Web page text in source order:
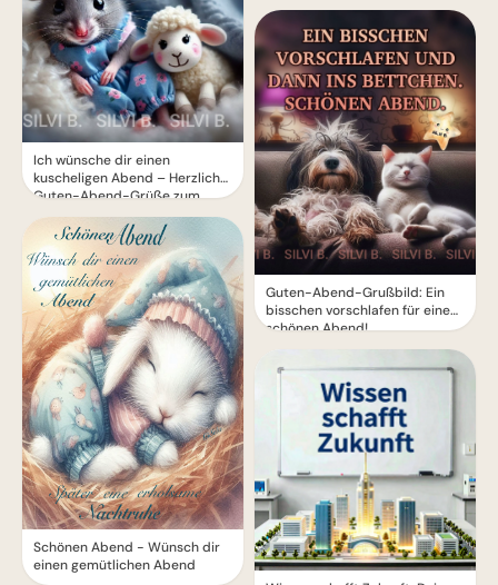
Ich wünsche dir einen
kuscheligen Abend – Herzliche
Guten-Abend-Grüße zum
Teilen
Schönen Abend - Wünsch dir
einen gemütlichen Abend
Guten-Abend-Grußbild: Ein
bisschen vorschlafen für einen
schönen Abend!